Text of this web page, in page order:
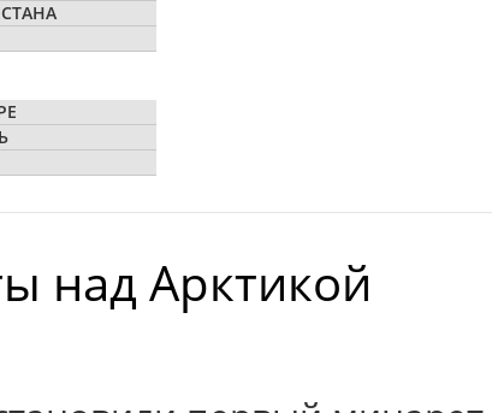
над Арктикой